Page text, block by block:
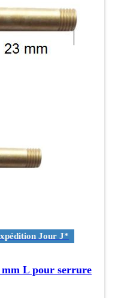
Jour J*
mm L pour serrure